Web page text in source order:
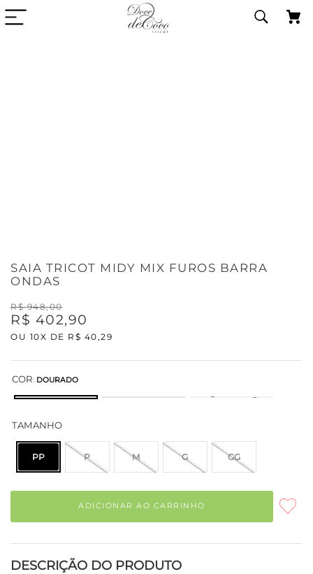
SAIA TRICOT MIDY MIX FUROS BARRA
ONDAS
R$ 948,00
R$ 402,90
OU 10X DE R$ 40 ,29
COR: DOURADO
TAMANHO
PP P M G GG
ADICIONAR AO CARRINHO
DESCRIÇÃO DO PRODUTO